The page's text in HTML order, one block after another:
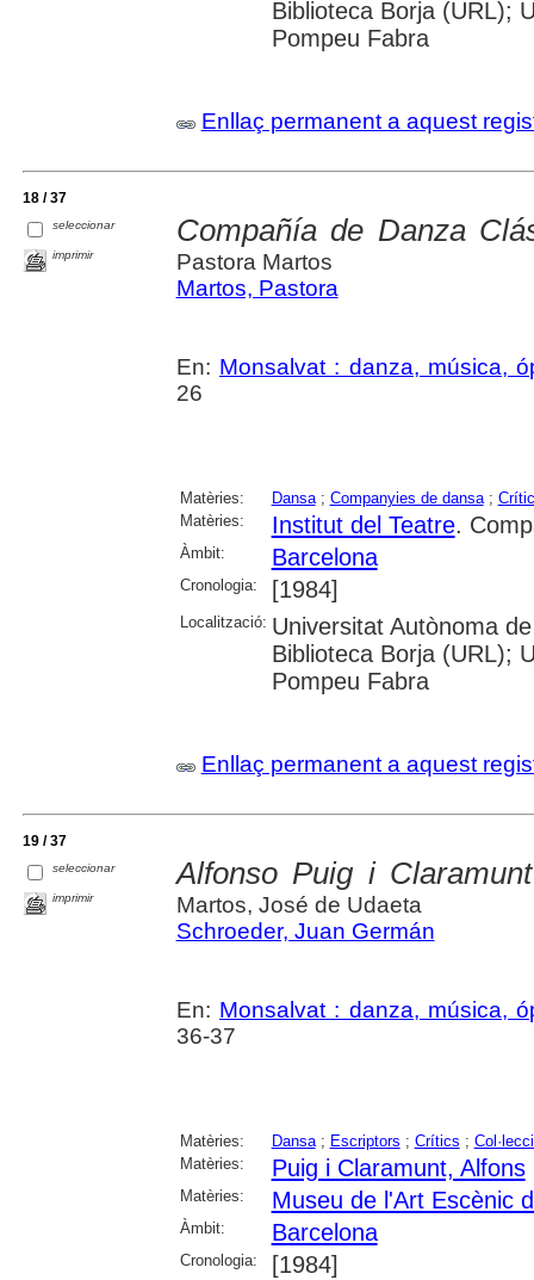
Biblioteca Borja (URL);
Pompeu Fabra
Enllaç permanent a aquest
18 / 37
seleccionar
imprimir
Compañía de Danza
Pastora Martos
Martos, Pastora
En: Monsalvat : danza, música,
26
Matèries: Dansa; Companyies de dansa;
Matèries:
Institut del Teatre.
Àmbit: Barcelona
Cronologia: [1984]
Localització: Universitat Autònoma
Biblioteca Borja (URL);
Pompeu Fabra
Enllaç permanent a aquest
19 / 37
seleccionar
imprimir
Alfonso Puig i Claramunt
Martos, José de Udaeta
Schroeder, Juan Germán
En: Monsalvat : danza, música,
36-37
Matèries: Dansa; Escriptors ; Crítics ;
Matèries:
Puig i Claramunt, Alfons
Matèries: Museu de l'Art Escènic
Àmbit: Barcelona
Cronologia: [1984]